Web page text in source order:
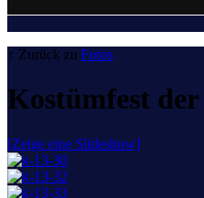
↑ Zurück zu Fotos
Kostümfest der
[Zeige eine Slideshow]